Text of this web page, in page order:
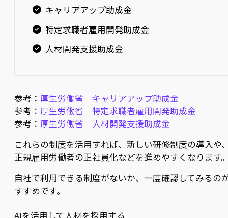
キャリアアップ助成金
特定求職者雇用開発助成金
人材開発支援助成金
参考： 厚生労働省｜キャリアアップ助成金
参考： 厚生労働省｜特定求職者雇用開発助成金
参考： 厚生労働省｜人材開発支援助成金
これらの制度を活用すれば、新しい研修制度の導入や
正規雇用労働者の正社員化などを進めやすくなります
自社で利用できる制度がないか、一度確認してみるの
すすめです。